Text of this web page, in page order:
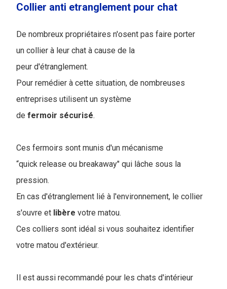
Collier anti etranglement pour chat
De nombreux propriétaires n'osent pas faire porter
un collier à leur chat à cause de la
peur d'étranglement.
Pour remédier à cette situation, de nombreuses
entreprises utilisent un système
de fermoir sécurisé.
Ces fermoirs sont munis d'un mécanisme
“quick release ou breakaway" qui lâche sous la
pression.
En cas d'étranglement lié à l'environnement, le collier
s'ouvre et libère votre matou.
Ces colliers sont idéal si vous souhaitez identifier
votre matou d'extérieur.
Il est aussi recommandé pour les chats d'intérieur